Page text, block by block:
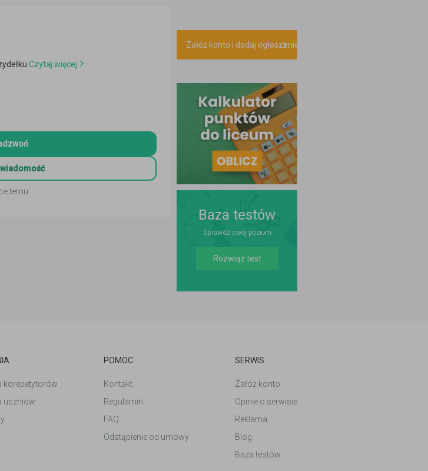
Czytaj więcej
temu
Załóż konto i dodaj ogłoszenie
Baza testów
Sprawdź swój poziom
Rozwiąż test
korepetytorów
uczniów
POMOC
Kontakt
Regulamin
FAQ
Odstąpienie od umowy
SERWIS
Załóż konto
Opinie o serwisie
Reklama
Blog
Baza testów